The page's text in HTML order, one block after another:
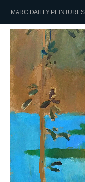
MARC DAILLY PEINTURES